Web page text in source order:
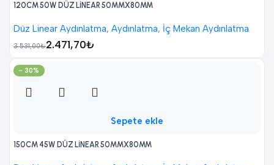
120CM 50W DÜZ LİNEAR 50MMX80MM
Düz Linear Aydınlatma, Aydınlatma, İç Mekan Aydınlatma
3.531,00₺2.471,70₺
- 30%
Sepete ekle
150CM 45W DÜZ LİNEAR 50MMX80MM